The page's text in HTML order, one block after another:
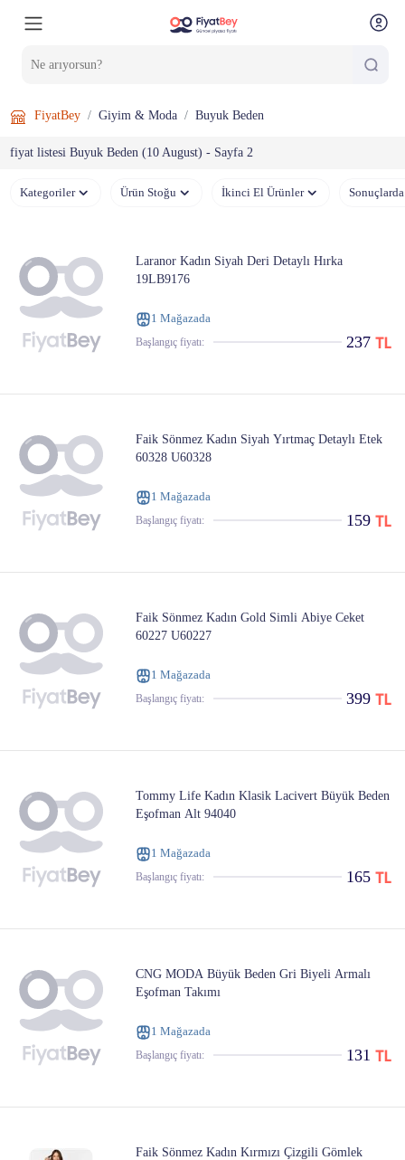
FiyatBey Giyim & Moda Buyuk Beden
fiyat listesi Buyuk Beden (10 August) - Sayfa 2
Kategoriler Ürün Stoğu İkinci El Ürünler
Laranor Kadın Siyah Deri Detaylı Hırka
19LB9176
1 Mağazada
Başlangıç ​​fiyatı: 237
Faik Sönmez Kadın Siyah Yırtmaç Detaylı Etek
60328 U60328
1 Mağazada
Başlangıç ​​fiyatı: 159
Faik Sönmez Kadın Gold Simli Abiye Ceket
60227 U60227
1 Mağazada
Başlangıç ​​fiyatı: 399
Tommy Life Kadın Klasik Lacivert Büyük Beden
Eşofman Alt 94040
1 Mağazada
Başlangıç ​​fiyatı: 165
CNG MODA Büyük Beden Gri Biyeli Armalı
Eşofman Takımı
1 Mağazada
Başlangıç ​​fiyatı: 131
Faik Sönmez Kadın Kırmızı Çizgili Gömlek